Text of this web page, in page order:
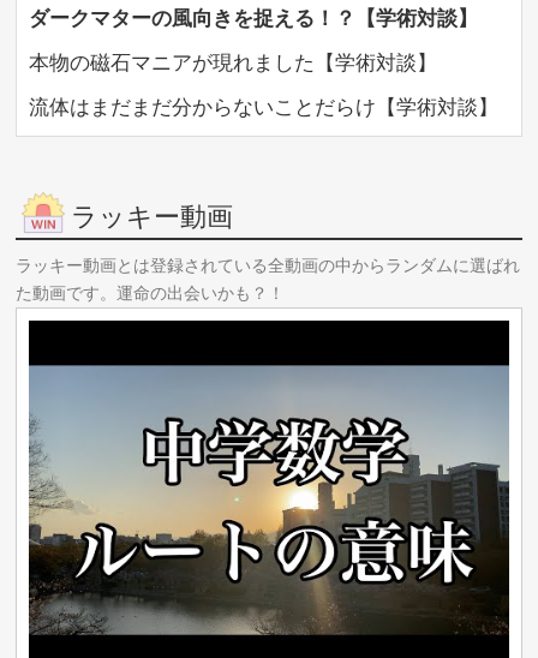
応援してくださる方はご協力お願いいたします
＜公式HP＞
http://yobinori.jp
▼動画一覧
▼おすすめの教科書や参考書
https://yobinori.jp/review.html
▼お仕事・コラボのご依頼
https://yobinori.jp/contact.html
＜メンバーSNS＞
▼Twitter
やす(編集)：https://twitter.com/yasu_yobinori
https://www.instagram.com/yobinori
https://www.instagram.com/yobinoriyasu
▼note
たくみ(講師)：
https://note.mu/yobinori
やす(編集)：
https://note.mu/yasu_yobinori
------------------------------------------------------
【エンディングテーマ】
“物語のある音楽”をコンセプトに活動するボーカル不在の音
楽ユニット”noto”（ノート）
ダークマターの風向きを捉える！？【学術対談】
本物の磁石マニアが現れました【学術対談】
流体はまだまだ分からないことだらけ【学術対談】
ラッキー動画
ラッキー動画とは登録されている全動画の中からランダムに選ばれ
た動画です。運命の出会いかも？！